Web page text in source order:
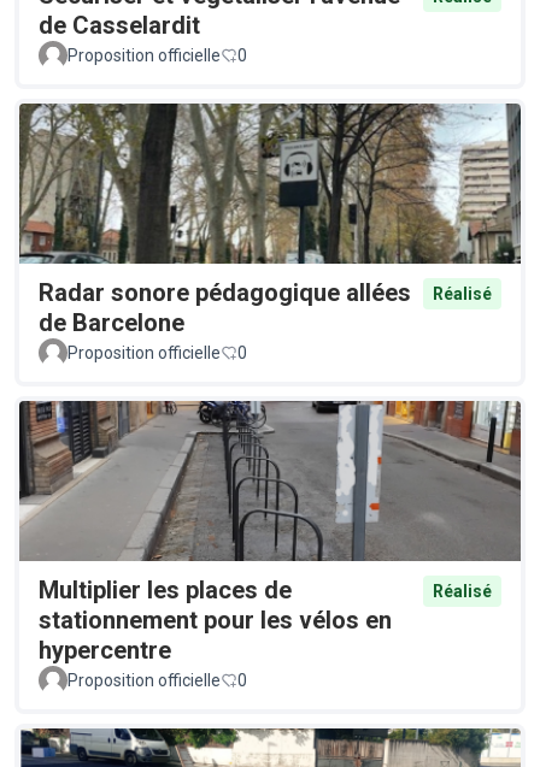
de Casselardit
Proposition officielle 0
Radar sonore pédagogique allées
de Barcelone
Réalisé
Proposition officielle 0
Multiplier les places de
stationnement pour les vélos en
hypercentre
Réalisé
Proposition officielle 0